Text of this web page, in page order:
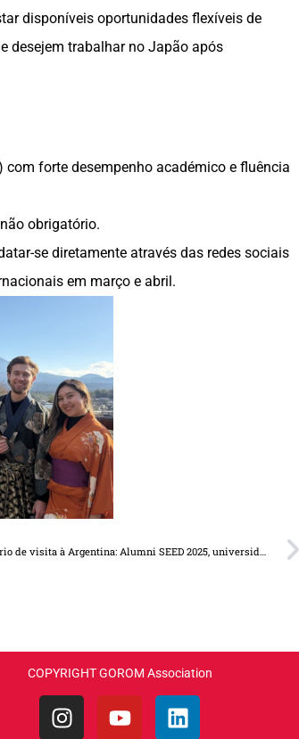
disponíveis oportunidades flexíveis de
desejem trabalhar no Japão após
com forte desempenho académico e fluência
obrigatório.
se diretamente através das redes sociais
em março e abril.
Relatório de visita à Argentina: Alumni SEED 2025, universidades e a Embaixada do Japão
COPYRIGHT GOROM Association